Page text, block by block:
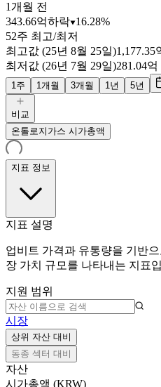
1개월 전
343.66억하락 16.28%
52주 최고/최저
최고값 (25년 8월 25일)1,177.35
최저값 (26년 7월 29일)281.04억
1주 1개월 3개월 1년 5년
비교
온톨로지가스 시가총액
지표 정보
지표 설명
업비트 가격과 유통량을 기반
장 가치 규모를 나타내는 지표
지원 범위
시장
상위 자산 대비
동종 섹터 대비
자산
시가총액 (KRW)